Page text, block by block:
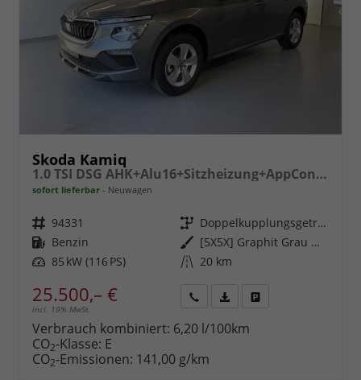
Skoda Kamiq
1.0 TSI DSG AHK+Alu16+Sitzheizung+AppConnect+GV5+LED+Nebel+Klima
sofort lieferbar Neuwagen
Fahrzeugnr. 94331 Getriebe
Doppelkupplungsgetriebe (DSG)
Kraftstoff Benzin Außenfarbe
[5X5X] Graphit Grau Metallic
Leistung 85 kW (116 PS) Kilometerstand 20 km
25.500,– €
incl. 19% MwSt.
anfordern
Datei,
Verbrauch kombiniert: 6,20 l/100km
CO2-Klasse: E
CO2-Emissionen: 141,00 g/km